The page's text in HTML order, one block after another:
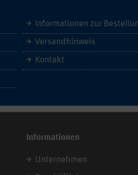
Informationen zur
Versandhinweis
Kontakt
Informationen
Unternehmen